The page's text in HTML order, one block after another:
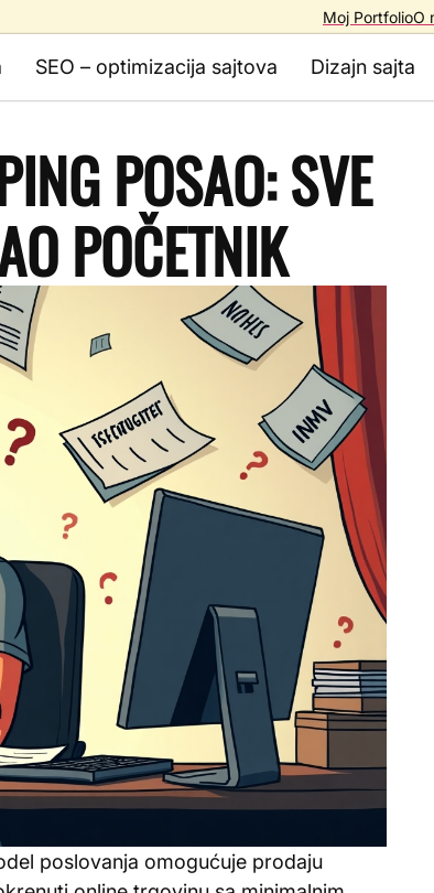
Moj PortfolioO
SEO – optimizacija sajtova Dizajn sajta
POSAO: SVE
POČETNIK
poslovanja omogućuje prodaju